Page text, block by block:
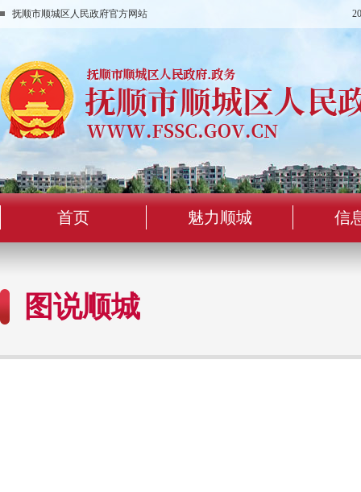
抚顺市顺城区人民政府官方网站
首页 魅力顺城 信
图说顺城